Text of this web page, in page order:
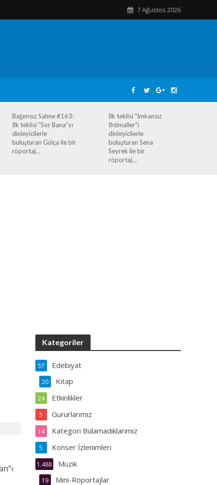
7 Ağustos 2026
Bağımsız Sahne #163:
İlk teklisi “Sor Bana”yı
dinleyicilerle
buluşturan Gülça ile bir
röportaj…
İlk teklisi “İmkansız
İhtimaller”i
dinleyicilerle
buluşturan Sena
Seyrek ile bir
röportaj…
Kategoriler
Edebiyat
57
Kitap
20
Etkinlikler
24
Gururlarımız
5
Kategori Bulamadıklarımız
14
Konser İzlenimleri
5
Müzik
1.488
Mini-Röportajlar
19